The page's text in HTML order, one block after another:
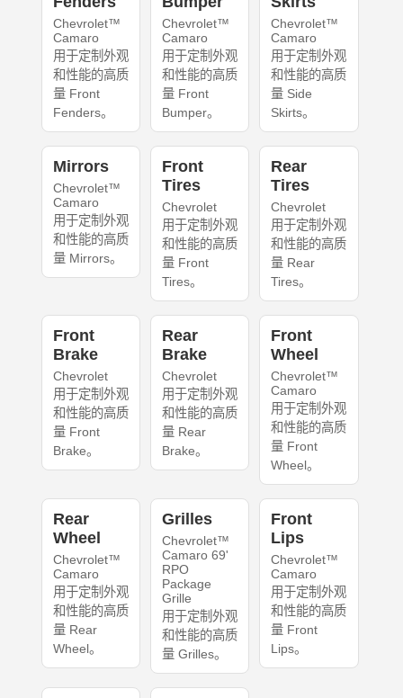
Chevrolet™
Camaro
用于定制外观
和性能的高质
量 Front
Fenders。
Chevrolet™
Camaro
用于定制外观
和性能的高质
量 Front
Bumper。
Chevrolet™
Camaro
用于定制外观
和性能的高质
量 Side
Skirts。
Mirrors
Chevrolet™
Camaro
用于定制外观
和性能的高质
量 Mirrors。
Front
Tires
Chevrolet
用于定制外观
和性能的高质
量 Front
Tires。
Rear
Tires
Chevrolet
用于定制外观
和性能的高质
量 Rear
Tires。
Front
Brake
Chevrolet
用于定制外观
和性能的高质
量 Front
Brake。
Rear
Brake
Chevrolet
用于定制外观
和性能的高质
量 Rear
Brake。
Front
Wheel
Chevrolet™
Camaro
用于定制外观
和性能的高质
量 Front
Wheel。
Rear
Wheel
Chevrolet™
Camaro
用于定制外观
和性能的高质
量 Rear
Wheel。
Grilles
Chevrolet™
Camaro 69'
RPO
Package
Grille
用于定制外观
和性能的高质
量 Grilles。
Front
Lips
Chevrolet™
Camaro
用于定制外观
和性能的高质
量 Front
Lips。